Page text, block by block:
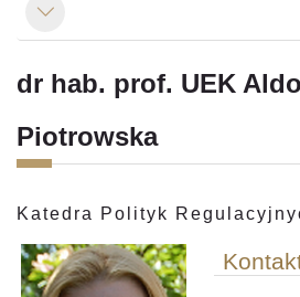
Minimalizuj
dr hab. prof. UEK
Piotrowska
Katedra Polityk